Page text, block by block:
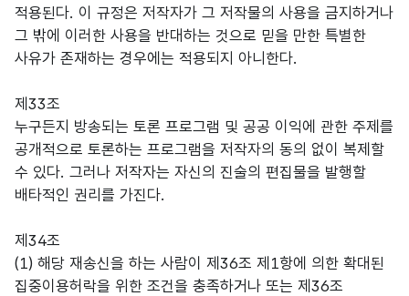
적용된다. 이 규정은 저작자가 그 저작물의 사용을 금지하거나
그 밖에 이러한 사용을 반대하는 것으로 믿을 만한 특별한
사유가 존재하는 경우에는 적용되지 아니한다.
제33조
누구든지 방송되는 토론 프로그램 및 공공 이익에 관한 주제를
공개적으로 토론하는 프로그램을 저작자의 동의 없이 복제할
수 있다. 그러나 저작자는 자신의 진술의 편집물을 발행할
배타적인 권리를 가진다.
제34조
(1) 해당 재송신을 하는 사람이 제36조 제1항에 의한 확대된
집중이용허락을 위한 조건을 충족하거나 또는 제36조